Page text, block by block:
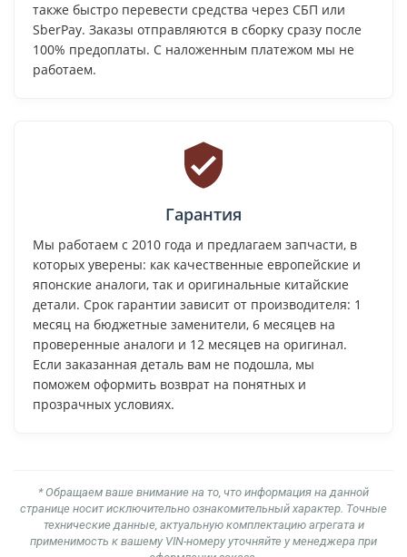
также быстро перевести средства через СБП или
SberPay. Заказы отправляются в сборку сразу после
100% предоплаты. С наложенным платежом мы не
работаем.
Гарантия
Мы работаем с 2010 года и предлагаем запчасти, в
которых уверены: как качественные европейские и
японские аналоги, так и оригинальные китайские
детали. Срок гарантии зависит от производителя: 1
месяц на бюджетные заменители, 6 месяцев на
проверенные аналоги и 12 месяцев на оригинал.
Если заказанная деталь вам не подошла, мы
поможем оформить возврат на понятных и
прозрачных условиях.
* Обращаем ваше внимание на то, что информация на данной
странице носит исключительно ознакомительный характер. Точные
технические данные, актуальную комплектацию агрегата и
применимость к вашему VIN-номеру уточняйте у менеджера при